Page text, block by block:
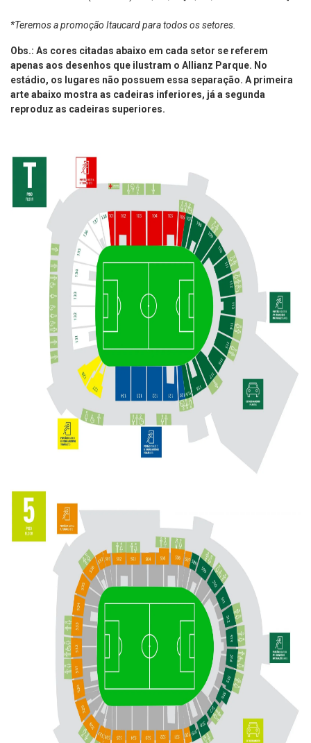
*Teremos a promoção Itaucard para todos os setores.
Obs.: As cores citadas abaixo em cada setor se referem
apenas aos desenhos que ilustram o Allianz Parque. No
estádio, os lugares não possuem essa separação. A primeira
arte abaixo mostra as cadeiras inferiores, já a segunda
reproduz as cadeiras superiores.